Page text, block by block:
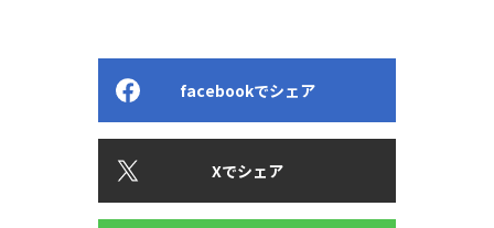
facebookでシェア
Xでシェア